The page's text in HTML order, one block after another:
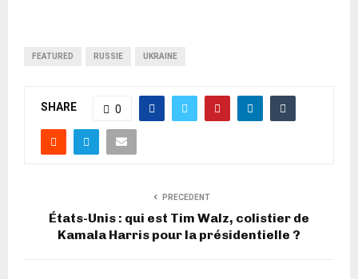
FEATURED RUSSIE UKRAINE
SHARE 0
PRECEDENT
États-Unis : qui est Tim Walz, colistier de
Kamala Harris pour la présidentielle ?